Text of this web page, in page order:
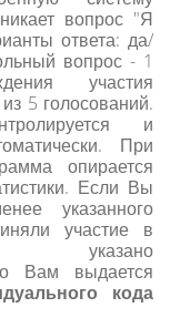
вопрос "Я
ответа: да/
вопрос - 1
участия
5 голосований.
и
При
опирается
Если Вы
указанного
участие в
Вам выдается
кода